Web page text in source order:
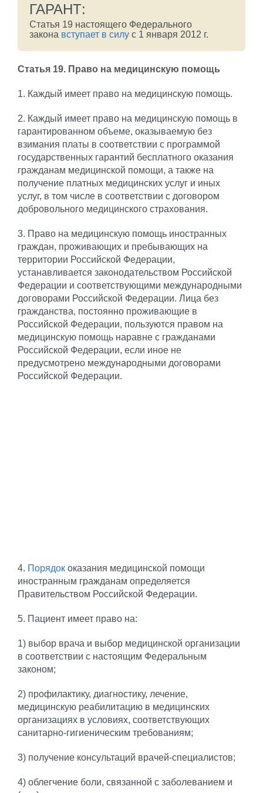
ГАРАНТ:
Статья 19 настоящего Федерального
закона вступает в силу с 1 января 2012 г.
Статья 19. Право на медицинскую помощь
1. Каждый имеет право на медицинскую помощь.
2. Каждый имеет право на медицинскую помощь в
гарантированном объеме, оказываемую без
взимания платы в соответствии с программой
государственных гарантий бесплатного оказания
гражданам медицинской помощи, а также на
получение платных медицинских услуг и иных
услуг, в том числе в соответствии с договором
добровольного медицинского страхования.
3. Право на медицинскую помощь иностранных
граждан, проживающих и пребывающих на
территории Российской Федерации,
устанавливается законодательством Российской
Федерации и соответствующими международными
договорами Российской Федерации. Лица без
гражданства, постоянно проживающие в
Российской Федерации, пользуются правом на
медицинскую помощь наравне с гражданами
Российской Федерации, если иное не
предусмотрено международными договорами
Российской Федерации.
4. Порядок оказания медицинской помощи
иностранным гражданам определяется
Правительством Российской Федерации.
5. Пациент имеет право на:
1) выбор врача и выбор медицинской организации
в соответствии с настоящим Федеральным
законом;
2) профилактику, диагностику, лечение,
медицинскую реабилитацию в медицинских
организациях в условиях, соответствующих
санитарно-гигиеническим требованиям;
3) получение консультаций врачей-специалистов;
4) облегчение боли, связанной с заболеванием и